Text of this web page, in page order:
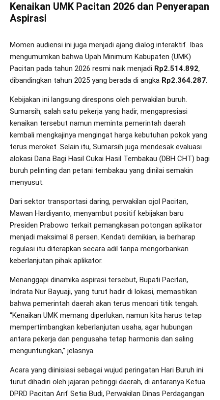
Kenaikan UMK Pacitan 2026 dan Penyerapan
Aspirasi
Momen audiensi ini juga menjadi ajang dialog interaktif. Ibas
mengumumkan bahwa Upah Minimum Kabupaten (UMK)
Pacitan pada tahun 2026 resmi naik menjadi Rp2.514.892,
dibandingkan tahun 2025 yang berada di angka Rp2.364.287.
Kebijakan ini langsung direspons oleh perwakilan buruh.
Sumarsih, salah satu pekerja yang hadir, mengapresiasi
kenaikan tersebut namun meminta pemerintah daerah
kembali mengkajinya mengingat harga kebutuhan pokok yang
terus meroket. Selain itu, Sumarsih juga mendesak evaluasi
alokasi Dana Bagi Hasil Cukai Hasil Tembakau (DBH CHT) bagi
buruh pelinting dan petani tembakau yang dinilai semakin
menyusut.
Dari sektor transportasi daring, perwakilan ojol Pacitan,
Mawan Hardiyanto, menyambut positif kebijakan baru
Presiden Prabowo terkait pemangkasan potongan aplikator
menjadi maksimal 8 persen. Kendati demikian, ia berharap
regulasi itu diterapkan secara adil tanpa mengorbankan
keberlanjutan pihak aplikator.
Menanggapi dinamika aspirasi tersebut, Bupati Pacitan,
Indrata Nur Bayuaji, yang turut hadir di lokasi, memastikan
bahwa pemerintah daerah akan terus mencari titik tengah.
“Kenaikan UMK memang diperlukan, namun kita harus tetap
mempertimbangkan keberlanjutan usaha, agar hubungan
antara pekerja dan pengusaha tetap harmonis dan saling
menguntungkan,” jelasnya.
Acara yang diinisiasi sebagai wujud peringatan Hari Buruh ini
turut dihadiri oleh jajaran petinggi daerah, di antaranya Ketua
DPRD Pacitan Arif Setia Budi, Perwakilan Dinas Perdagangan